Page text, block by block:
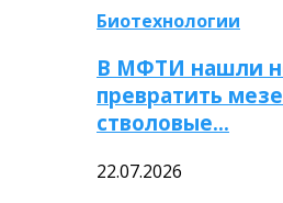
Биотехнологии
В МФТИ нашли
превратить
стволовые…
22.07.2026